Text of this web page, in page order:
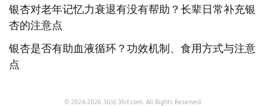
银杏对老年记忆力衰退有没有帮助？长辈日常补充银
杏的注意点
银杏是否有助血液循环？功效机制、食用方式与注意
点
© 2024-2026 36问 36if.com. All Rights Reserved.